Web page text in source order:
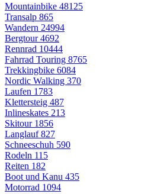
Mountainbike 48125
Transalp 865
Wandern 24994
Bergtour4692
Rennrad 10444
Fahrrad Touring 8765
Trekkingbike 6084
Nordic Walking 370
Laufen 1783
Klettersteig 487
Inlineskates 213
Skitour 1856
Langlauf827
Schneeschuh 590
Rodeln 115
Reiten 182
Boot und Kanu 435
Motorrad 1094